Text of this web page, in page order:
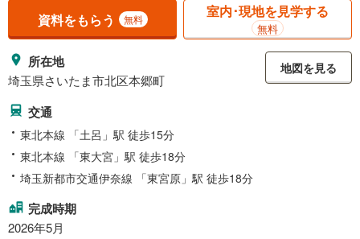
資料をもらう 無料 室内･現地を見学する
無料
所在地
埼玉県さいたま市北区本郷町
地図を見る
交通
東北本線 「土呂」駅 徒歩15分
東北本線 「東大宮」駅 徒歩18分
埼玉新都市交通伊奈線 「東宮原」駅 徒歩18分
完成時期
2026年5月